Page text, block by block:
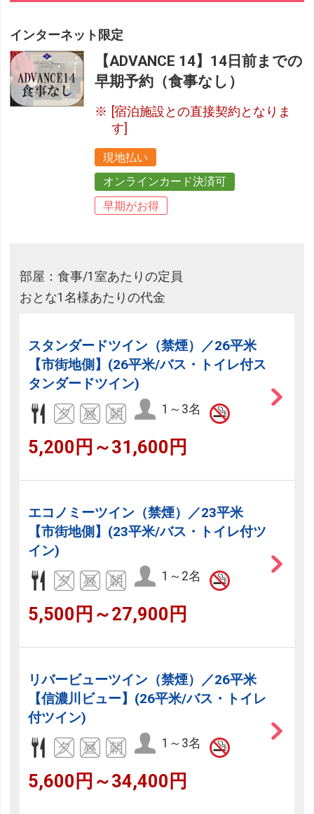
インターネット限定
【ADVANCE 14】14日前までの
早期予約（食事なし）
[宿泊施設との直接契約となりま
す]
現地払い
オンラインカード決済可
早期がお得
部屋：食事/1室あたりの定員
おとな1名様あたりの代金
スタンダードツイン（禁煙）／26平米
【市街地側】(26平米/バス・トイレ付ス
タンダードツイン)
1～3名
5,200円～31,600円
エコノミーツイン（禁煙）／23平米
【市街地側】(23平米/バス・トイレ付ツ
イン)
1～2名
5,500円～27,900円
リバービューツイン（禁煙）／26平米
【信濃川ビュー】(26平米/バス・トイレ
付ツイン)
1～3名
5,600円～34,400円